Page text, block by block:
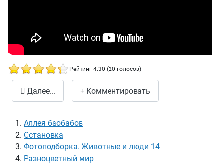
Рейтинг 4.30 (20 голосов)
Далее... Комментировать
Аллея баобабов
Остановка
Фотоподборка. Животные и люди 14
Разноцветный мир